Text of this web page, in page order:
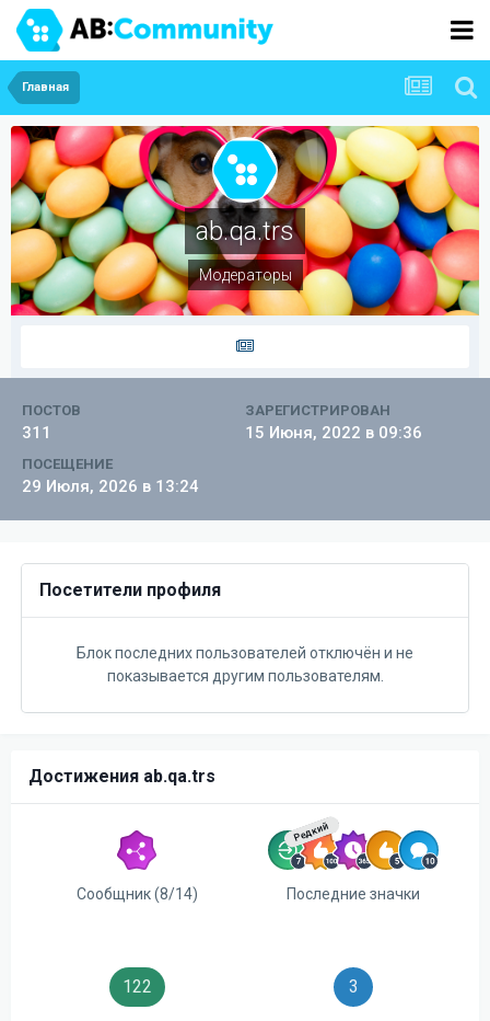
Главная
ab.qa.trs
Модераторы
ПОСТОВ
311
ЗАРЕГИСТРИРОВАН
15 Июня, 2022 в 09:36
ПОСЕЩЕНИЕ
29 Июля, 2026 в 13:24
Посетители профиля
Блок последних пользователей отключён и не
показывается другим пользователям.
Достижения ab.qa.trs
Сообщник (8/14)
Редкий
Последние значки
122 3